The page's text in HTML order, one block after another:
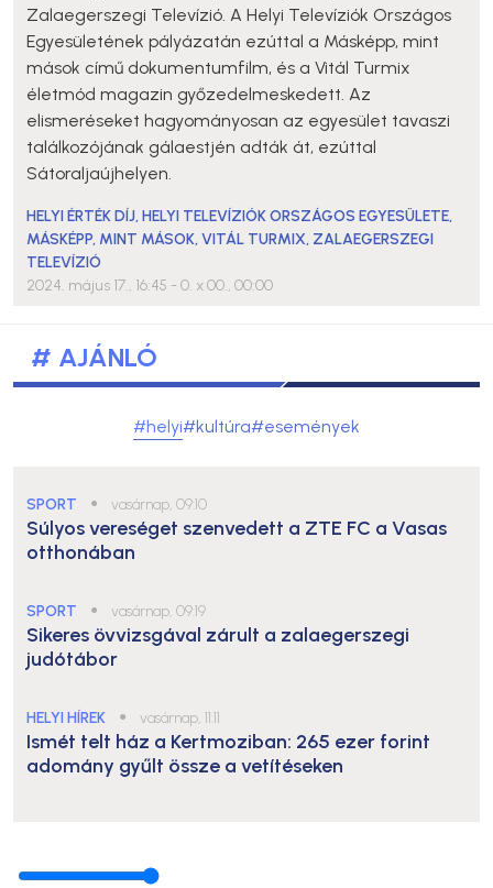
Zalaegerszegi Televízió. A Helyi Televíziók Országos
Egyesületének pályázatán ezúttal a Másképp, mint
mások című dokumentumfilm, és a Vitál Turmix
életmód magazin győzedelmeskedett. Az
elismeréseket hagyományosan az egyesület tavaszi
találkozójának gálaestjén adták át, ezúttal
Sátoraljaújhelyen.
HELYI ÉRTÉK DÍJ,HELYI TELEVÍZIÓK ORSZÁGOS EGYESÜLETE,
MÁSKÉPP, MINT MÁSOK,VITÁL TURMIX, ZALAEGERSZEGI
TELEVÍZIÓ
2024. május 17., 16:45 - 0. x 00., 00:00
# AJÁNLÓ
#helyi#kultúra#események
SPORT ● vasárnap, 09:10
Súlyos vereséget szenvedett a ZTE FC a Vasas
otthonában
SPORT ● vasárnap, 09:19
Sikeres övvizsgával zárult a zalaegerszegi
judótábor
HELYI HÍREK ● vasárnap, 11:11
Ismét telt ház a Kertmoziban: 265 ezer forint
adomány gyűlt össze a vetítéseken